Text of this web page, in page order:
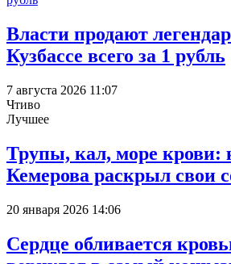
Власти продают
Кузбассе всего за 1 рубль
7 августа 2026 11:07
Чтиво
Лучшее
Трупы, кал, море крови:
Кемерова раскрыл свои
20 января 2026 14:06
Сердце обливается